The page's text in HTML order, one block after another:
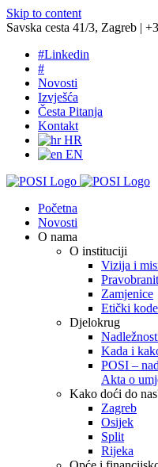
Skip to content
Savska cesta 41/3, Zagreb |
#Linkedin
#
Novosti
Izvješća
Česta Pitanja
Kontakt
HR
EN
Početna
Novosti
O nama
O instituciji
Vizija i
Zamjenice
Etički
Djelokrug
Kada i
POSI –
Akta o
Kako doći do
Zagreb
Osijek
Split
Rijeka